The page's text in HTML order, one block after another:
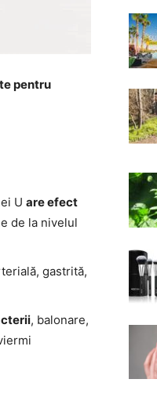
pentru
U are efect
de la nivelul
gastrită,
, balonare,